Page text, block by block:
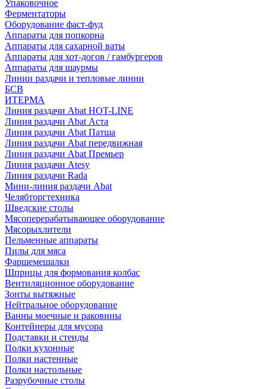
Упаковочное
Ферментаторы
Оборудование фаст-фуд
Аппараты для попкорна
Аппараты для сахарной ваты
Аппараты для хот-догов / гамбургеров
Аппараты для шаурмы
Линии раздачи и тепловые линии
БСВ
ИТЕРМА
Линия раздачи Abat HOT-LINE
Линия раздачи Abat Аста
Линия раздачи Abat Патша
Линия раздачи Abat передвижная
Линия раздачи Abat Премьер
Линия раздачи Atesy
Линия раздачи Rada
Мини-линия раздачи Abat
Челябторгтехника
Шведские столы
Мясоперерабатывающее оборудование
Мясорыхлители
Пельменные аппараты
Пилы для мяса
Фаршемешалки
Шприцы для формования колбас
Вентиляционное оборудование
Зонты вытяжные
Нейтральное оборудование
Ванны моечные и раковины
Контейнеры для мусора
Подставки и стенды
Полки кухонные
Полки настенные
Полки настольные
Разрубочные столы